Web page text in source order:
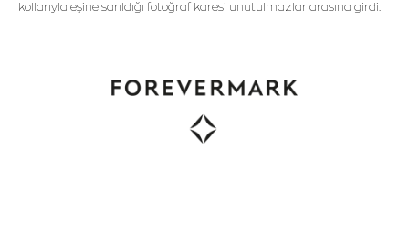
kollarıyla eşine sarıldığı fotoğraf karesi unutulmazlar arasına girdi.